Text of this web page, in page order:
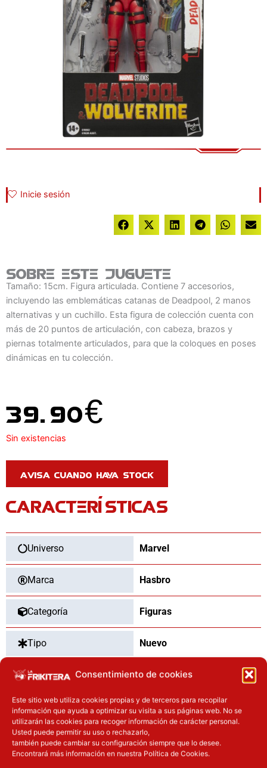
Consentimiento de cookies
Este sitio web utiliza cookies propias y de terceros para recopilar
información que ayuda a optimizar su visita a sus páginas web. No se
utilizarán las cookies para recoger información de carácter personal.
Usted puede permitir su uso o rechazarlo,
también puede cambiar su configuración siempre que lo desee.
Encontrará más información en nuestra Política de Cookies.
Inicie sesión
Sobre este juguete
Tamaño: 15cm. Figura articulada. Contiene 7 accesorios,
incluyendo las emblemáticas catanas de Deadpool, 2 manos
alternativas y un cuchillo. Esta figura de colección cuenta con
más de 20 puntos de articulación, con cabeza, brazos y
piernas totalmente articulados, para que la coloques en poses
dinámicas en tu colección.
39.90€
Sin existencias
CARACTERÍSTICAS
Universo Marvel
Marca Hasbro
Categoría Figuras
Tipo Nuevo
Dimensiones 15cm
OTROS PRODUCTOS QUE TE
PUEDEN INTERESAR